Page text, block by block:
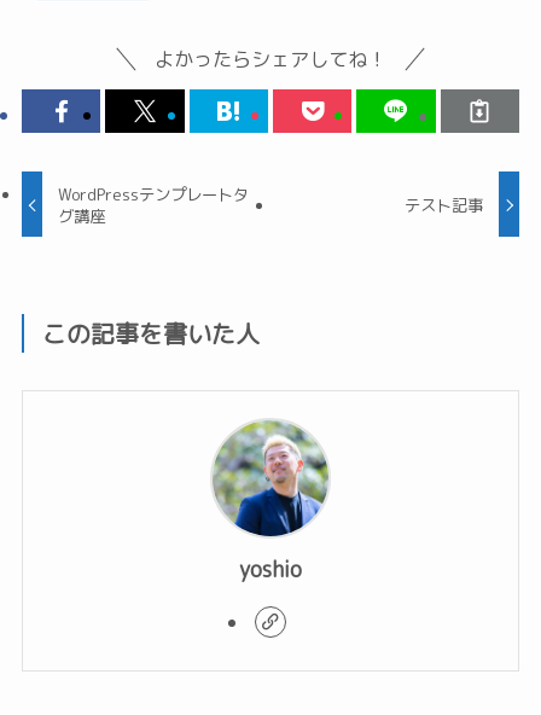
よかったらシェアしてね！
WordPressテンプレートタ
グ講座
テスト記事
この記事を書いた人
yoshio